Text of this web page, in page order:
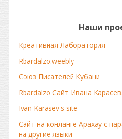
Наши
Креативная Лаборатория
Rbardalzo.weebly
Союз Писателей Кубани
Rbardalzo Сайт Ивана
Ivan Karasev's site
Сайт на конланге Арахау с
на другие языки